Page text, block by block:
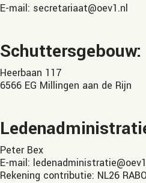
E-mail: secretariaat@oev1.nl
Schuttersgebouw:
Heerbaan 117
6566 EG Millingen aan de Rijn
Peter Bex
E-mail:
Rekening contributie: NL26